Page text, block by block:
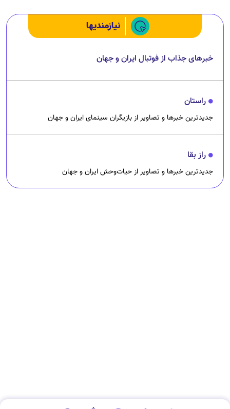
جدیدترین خبرها و تصاویر از بازیگران سینمای ایران و جهان
راز بقا
جدیدترین خبرها و تصاویر از حیات‌وحش ایران و جهان